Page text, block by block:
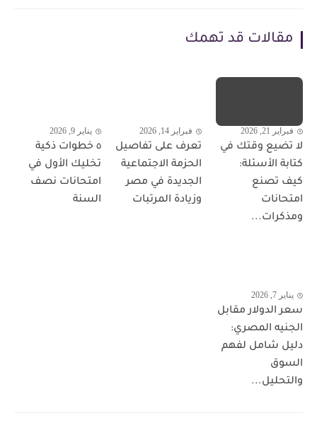
مقالات قد تهمك
فبراير 21, 2026
لا تضيع وقتك في
كتابة الأسئلة:
كيف تصنع
امتحانات
ومذكرات...
فبراير 14, 2026
تعرف على تفاصيل
الحزمة الاجتماعية
الجديدة في مصر
وزيادة المرتبات
يناير 9, 2026
٥ خطوات ذكية
تخليك الأول في
امتحانات نصف
السنة
يناير 7, 2026
سعر الدولار مقابل
الجنيه المصري:
دليل شامل لفهم
السوق
والتحليل...